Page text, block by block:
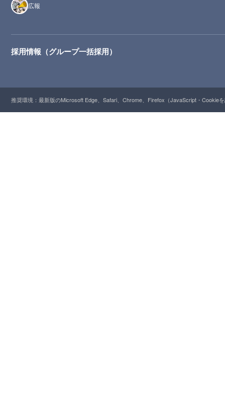
広報
採用情報（グループ一括採用）
推奨環境：最新版のMicrosoft Edge、Safari、Chrome、Firefox（JavaScript・Cookie